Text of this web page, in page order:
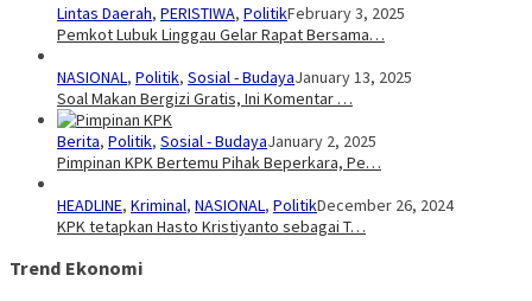
Lintas Daerah, PERISTIWA, PolitikFebruary 3, 2025
Pemkot Lubuk Linggau Gelar Rapat Bersama…
NASIONAL, Politik, Sosial - BudayaJanuary 13, 2025
Soal Makan Bergizi Gratis, Ini Komentar …
Berita, Politik, Sosial - BudayaJanuary 2, 2025
Pimpinan KPK Bertemu Pihak Beperkara, Pe…
HEADLINE, Kriminal, NASIONAL, PolitikDecember 26, 2024
KPK tetapkan Hasto Kristiyanto sebagai T…
Trend Ekonomi